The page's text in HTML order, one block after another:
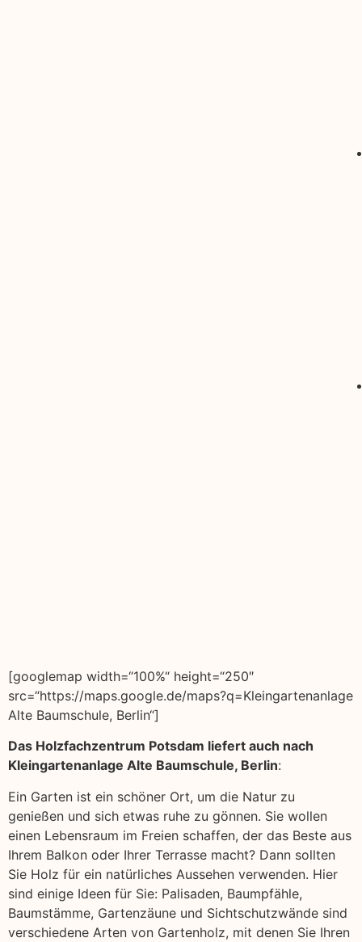
[googlemap width=“100%“ height=“250″
src=“https://maps.google.de/maps?q=Kleingartenanlage
Alte Baumschule, Berlin“]
Das Holzfachzentrum Potsdam liefert auch nach
Kleingartenanlage Alte Baumschule, Berlin:
Ein Garten ist ein schöner Ort, um die Natur zu
genießen und sich etwas ruhe zu gönnen. Sie wollen
einen Lebensraum im Freien schaffen, der das Beste aus
Ihrem Balkon oder Ihrer Terrasse macht? Dann sollten
Sie Holz für ein natürliches Aussehen verwenden. Hier
sind einige Ideen für Sie: Palisaden, Baumpfähle,
Baumstämme, Gartenzäune und Sichtschutzwände sind
verschiedene Arten von Gartenholz, mit denen Sie Ihren